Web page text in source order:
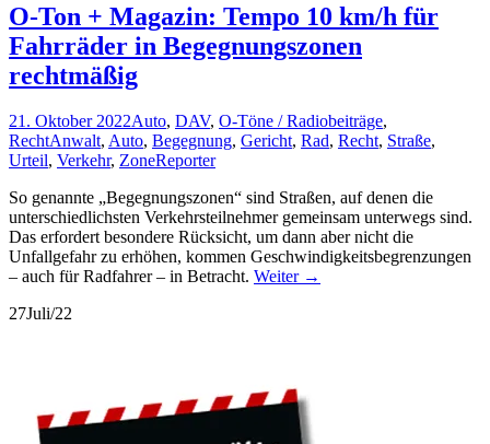
O-Ton + Magazin: Tempo 10 km/h für
Fahrräder in Begegnungszonen
rechtmäßig
21. Oktober 2022Auto, DAV, O-Töne / Radiobeiträge,
RechtAnwalt, Auto, Begegnung, Gericht, Rad, Recht, Straße,
Urteil, Verkehr, ZoneReporter
So genannte „Begegnungszonen“ sind Straßen, auf denen die
unterschiedlichsten Verkehrsteilnehmer gemeinsam unterwegs sind.
Das erfordert besondere Rücksicht, um dann aber nicht die
Unfallgefahr zu erhöhen, kommen Geschwindigkeitsbegrenzungen
– auch für Radfahrer – in Betracht. Weiter →
27Juli/22